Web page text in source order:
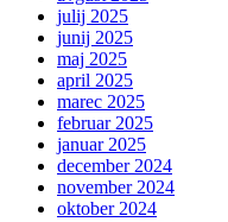
julij 2025
junij 2025
maj 2025
april 2025
marec 2025
februar 2025
januar 2025
december 2024
november 2024
oktober 2024